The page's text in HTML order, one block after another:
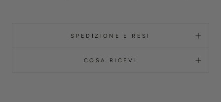
SPEDIZIONE E RESI
COSA RICEVI